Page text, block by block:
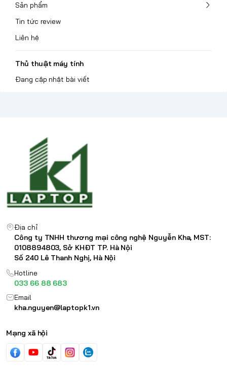
Sản phẩm
Tin tức review
Liên hệ
Thủ thuật máy tính
Đang cập nhật bài viết
Địa chỉ
Công ty TNHH thương mại công nghệ Nguyễn Kha, MST:
0108894803, Sở KHĐT TP. Hà Nội
Số 240 Lê Thanh Nghị, Hà Nội
Hotline
033 66 88 683
Email
kha.nguyen@laptopk1.vn
Mạng xã hội